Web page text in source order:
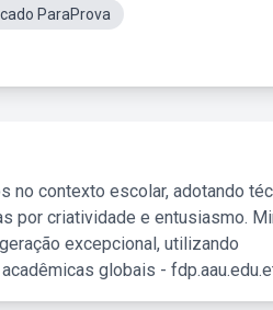
ParaProva
no contexto escolar, adotando
por criatividade e entusiasmo.
excepcional, utilizando
globais -